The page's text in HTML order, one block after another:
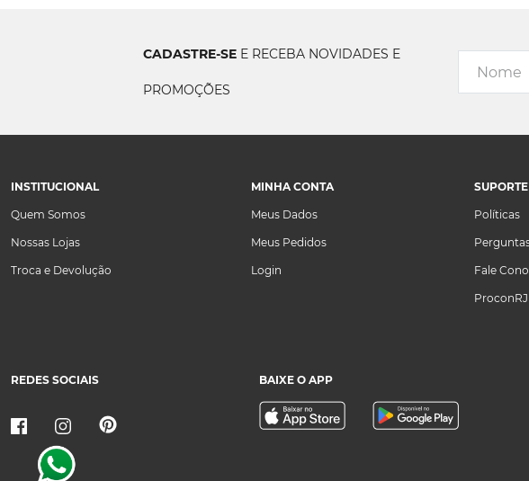
CADASTRE-SEE RECEBA NOVIDADES E
PROMOÇÕES
INSTITUCIONAL
Quem Somos
Nossas Lojas
Troca e Devolução
MINHA CONTA
Meus Dados
Meus Pedidos
Login
Políticas
Fale
ProconRJ
REDES SOCIAIS BAIXE O APP